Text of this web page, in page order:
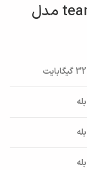
فلش مموری 32 گیک teamgroup مدل
32 گیگابایت
بله
بله
بله